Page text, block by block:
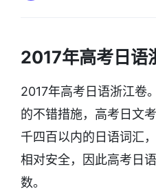
2017年高考日语
2017年高考日语浙江卷
的不错措施，高考日文
千四百以内的日语词汇
相对安全，因此高考日
数。